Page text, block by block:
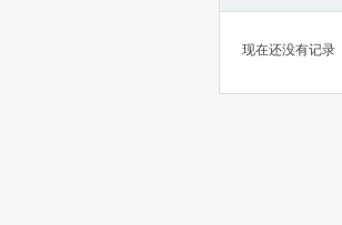
现在还没有记录